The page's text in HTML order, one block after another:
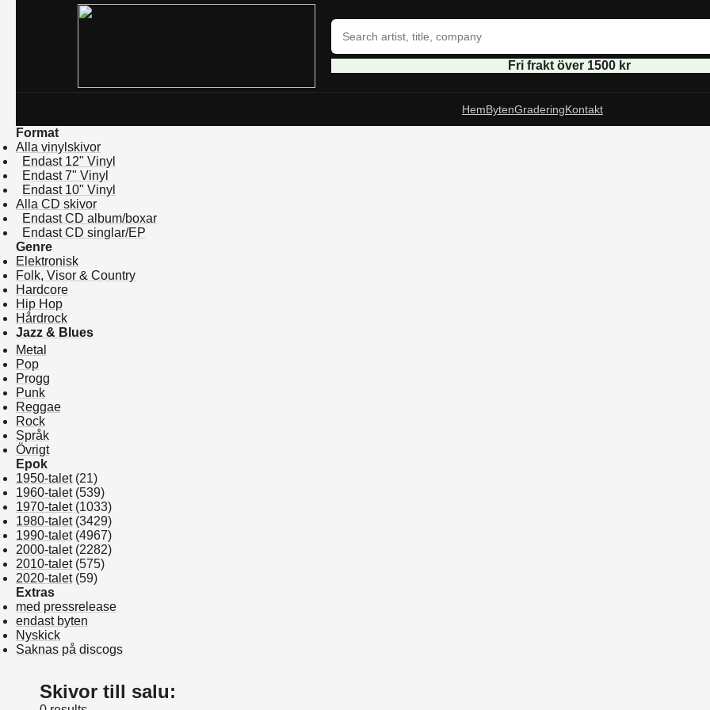
Fri frakt över 1500 kr
HemBytenGraderingKontakt
Format
Alla vinylskivor
Endast 12" Vinyl
Endast 7" Vinyl
Endast 10" Vinyl
Alla CD skivor
Endast CD album/boxar
Endast CD singlar/EP
Genre
Elektronisk
Folk, Visor & Country
Hardcore
Hip Hop
Hårdrock
Jazz & Blues
Metal
Pop
Progg
Punk
Reggae
Rock
Språk
Övrigt
Epok
1950-talet(21)
1960-talet(539)
1970-talet(1033)
1980-talet(3429)
1990-talet(4967)
2000-talet(2282)
2010-talet(575)
2020-talet(59)
Extras
med pressrelease
endast byten
Nyskick
Saknas på discogs
Skivor till salu: